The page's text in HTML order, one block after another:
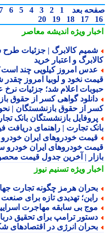
بعد 1
2
3
4
5
6
7
8
17
18
19
20
ویژهاندیشه معاصر
کالابرگ | جزئیات طرح
و اعتبار خرید
امروز کیلویی چند است؟؛
نخود و لوبیا امروز چقدر
اعلام شد؛ جزئیات نرخ
گواهی کسر از حقوق
از حقوق بازنشستگان | نحوه
بازنشستگان بانک
تجارت | راهنمای دریافت
| آخرین جدول قیمت محصولات
ویژهتسنیم نیوز
هرمز چگونه تجارت جهانی
تهدیدی تازه برای صنعت و
بی سابقه مهاجرت اسراییلی
ترامپ برای تحقیق
انرژی در اقتصادهای